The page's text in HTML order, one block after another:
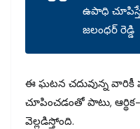
ఉపాధి
జలంధర్ రెడ్డి
ఈ ఘటన చదువున్న
చూపించడంతో పాటు,
వెల్లడిస్తోంది.